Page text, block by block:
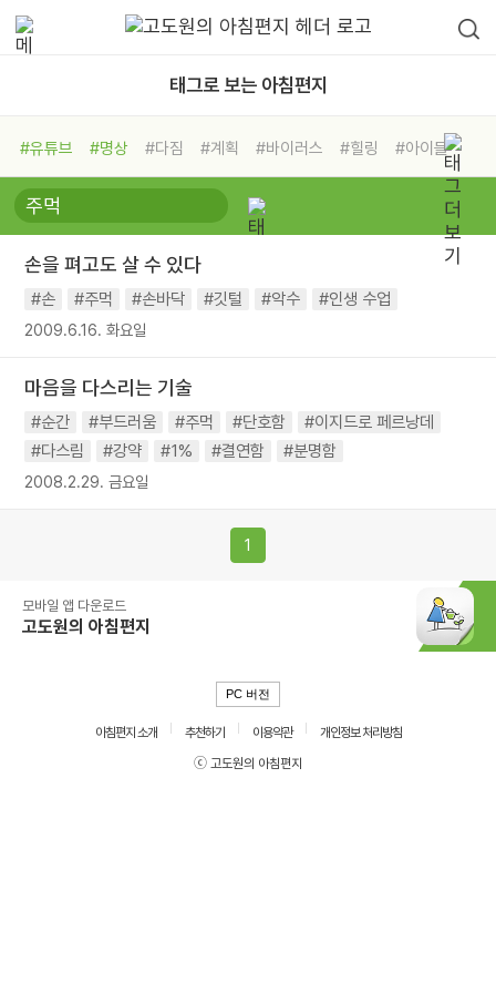
태그로 보는 아침편지
#유튜브 #명상 #다짐 #계획 #바이러스 #힐링
#아이들
#비전캠프
#독서캠프 #삶
#희망
#나눔 #친구 #링컨학교
#독서
#건강 #면역력
손을 펴고도 살 수 있다
#손 #주먹 #손바닥 #깃털 #악수 #인생 수업
2009.6.16. 화요일
마음을 다스리는 기술
#순간 #부드러움 #주먹 #단호함
#이지드로 페르낭데
#다스림
#강약 #1% #결연함 #분명함
2008.2.29. 금요일
1
모바일 앱 다운로드
고도원의 아침편지
PC 버전
아침편지 소개 추천하기 이용약관
개인정보 처리방침
ⓒ 고도원의 아침편지